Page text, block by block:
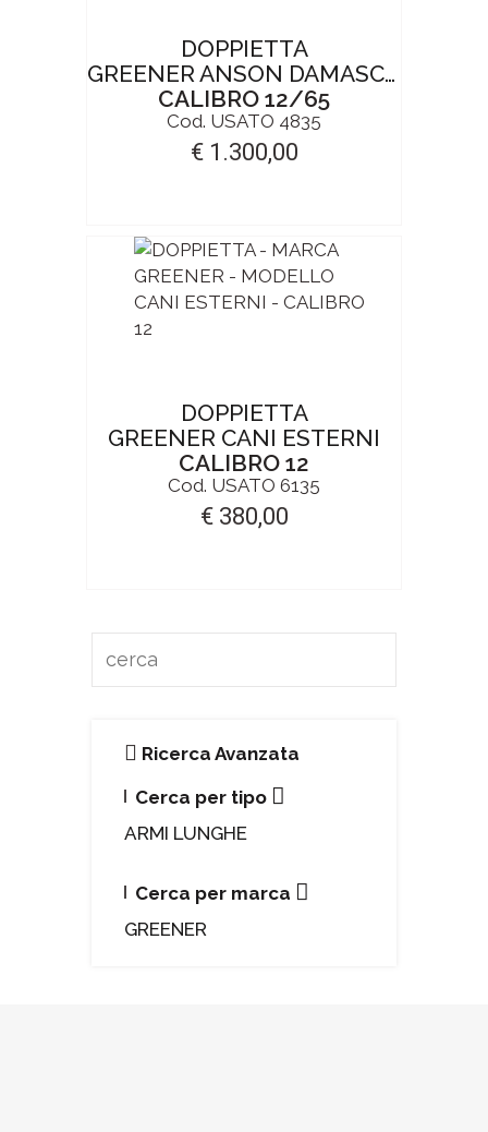
DOPPIETTA
GREENER ANSON DAMASCO
CALIBRO 12/65
Cod. USATO 4835
€ 1.300,00
DOPPIETTA
GREENER CANI ESTERNI
CALIBRO 12
Cod. USATO 6135
€ 380,00
Ricerca Avanzata
Cerca per tipo
ARMI LUNGHE
Cerca per marca
GREENER